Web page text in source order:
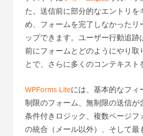
た。送信前に部分的なエントリを
め、フォームを完了しなかったリ
ップできます。ユーザー行動追
前にフォームとどのようにやり取
とで、さらに多くのコンテキスト
WPForms Liteには、基本的なフィ
制限のフォーム、無制限の送信が
条件付きロジック、複数ページフ
の統合（メール以外）、そして最